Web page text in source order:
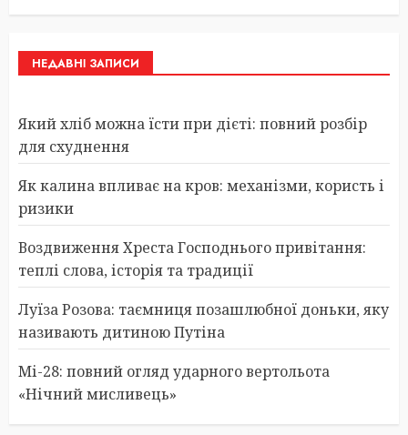
НЕДАВНІ ЗАПИСИ
Який хліб можна їсти при дієті: повний розбір
для схуднення
Як калина впливає на кров: механізми, користь і
ризики
Воздвиження Хреста Господнього привітання:
теплі слова, історія та традиції
Луїза Розова: таємниця позашлюбної доньки, яку
називають дитиною Путіна
Мі-28: повний огляд ударного вертольота
«Нічний мисливець»